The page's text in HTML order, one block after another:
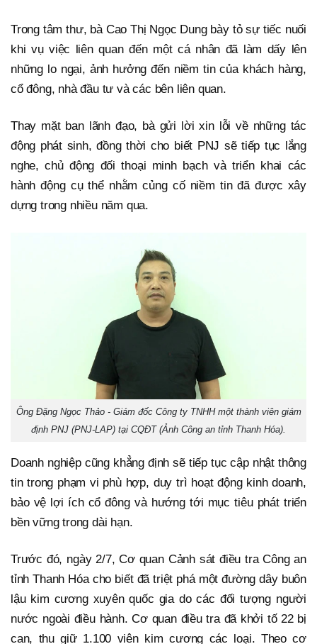
Trong tâm thư, bà Cao Thị Ngọc Dung bày tỏ sự tiếc nuối
khi vụ việc liên quan đến một cá nhân đã làm dấy lên
những lo ngại, ảnh hưởng đến niềm tin của khách hàng,
cổ đông, nhà đầu tư và các bên liên quan.
Thay mặt ban lãnh đạo, bà gửi lời xin lỗi về những tác
động phát sinh, đồng thời cho biết PNJ sẽ tiếp tục lắng
nghe, chủ động đối thoại minh bạch và triển khai các
hành động cụ thể nhằm củng cố niềm tin đã được xây
dựng trong nhiều năm qua.
Ông Đặng Ngọc Thảo - Giám đốc Công ty TNHH một thành viên giám
định PNJ (PNJ-LAP) tại CQĐT (Ảnh Công an tỉnh Thanh Hóa).
Doanh nghiệp cũng khẳng định sẽ tiếp tục cập nhật thông
tin trong phạm vi phù hợp, duy trì hoạt động kinh doanh,
bảo vệ lợi ích cổ đông và hướng tới mục tiêu phát triển
bền vững trong dài hạn.
Trước đó, ngày 2/7, Cơ quan Cảnh sát điều tra Công an
tỉnh Thanh Hóa cho biết đã triệt phá một đường dây buôn
lậu kim cương xuyên quốc gia do các đối tượng người
nước ngoài điều hành. Cơ quan điều tra đã khởi tố 22 bị
can, thu giữ 1.100 viên kim cương các loại. Theo cơ